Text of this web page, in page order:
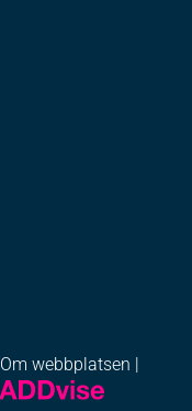
Om webbplatsen |